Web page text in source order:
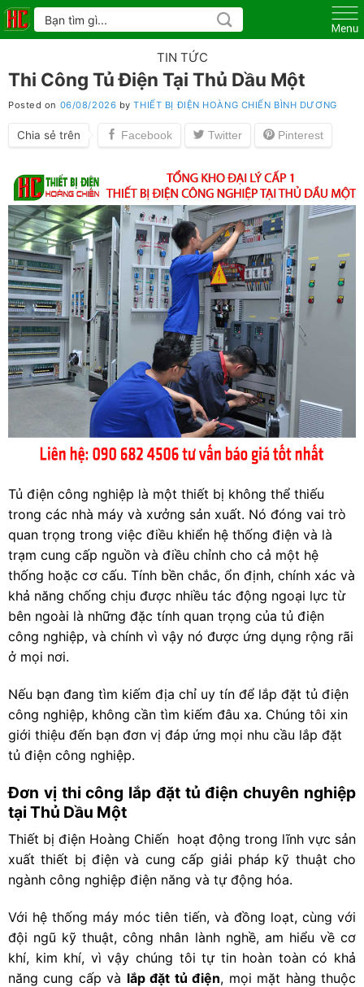
Skip
to
Tìm
kiếm:
TIN TỨC
Thi Công Tủ Điện Tại Thủ Dầu Một
Posted on 06/08/2026 byTHIẾT BỊ ĐIỆN HOÀNG CHIẾN BÌNH DƯƠNG
Chia sẻ trên
Tủ điện công nghiệp là một thiết bị không thể thiếu
trong các nhà máy và xưởng sản xuất. Nó đóng vai trò
quan trọng trong việc điều khiển hệ thống điện và là
trạm cung cấp nguồn và điều chỉnh cho cả một hệ
thống hoặc cơ cấu. Tính bền chắc, ổn định, chính xác và
khả năng chống chịu được nhiều tác động ngoại lực từ
bên ngoài là những đặc tính quan trọng của tủ điện
công nghiệp, và chính vì vậy nó được ứng dụng rộng rãi
ở mọi nơi.
Nếu bạn đang tìm kiếm địa chỉ uy tín để lắp đặt tủ điện
công nghiệp, không cần tìm kiếm đâu xa. Chúng tôi xin
giới thiệu đến bạn đơn vị đáp ứng mọi nhu cầu lắp đặt
tủ điện công nghiệp.
Đơn vị thi công lắp đặt tủ điện chuyên nghiệp
tại Thủ Dầu Một
Thiết bị điện Hoàng Chiến hoạt động trong lĩnh vực sản
xuất thiết bị điện và cung cấp giải pháp kỹ thuật cho
ngành công nghiệp điện năng và tự động hóa.
Với hệ thống máy móc tiên tiến, và đồng loạt, cùng với
đội ngũ kỹ thuật, công nhân lành nghề, am hiểu về cơ
khí, kim khí, vì vậy chúng tôi tự tin hoàn toàn có khả
năng cung cấp và lắp đặt tủ điện, mọi mặt hàng thuộc